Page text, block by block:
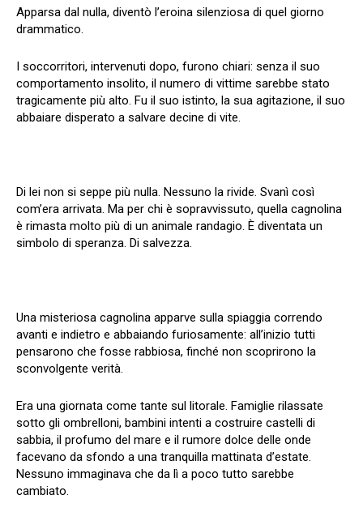
Apparsa dal nulla, diventò l’eroina silenziosa di quel giorno
drammatico.
I soccorritori, intervenuti dopo, furono chiari: senza il suo
comportamento insolito, il numero di vittime sarebbe stato
tragicamente più alto. Fu il suo istinto, la sua agitazione, il suo
abbaiare disperato a salvare decine di vite.
Di lei non si seppe più nulla. Nessuno la rivide. Svanì così
com’era arrivata. Ma per chi è sopravvissuto, quella cagnolina
è rimasta molto più di un animale randagio. È diventata un
simbolo di speranza. Di salvezza.
Una misteriosa cagnolina apparve sulla spiaggia correndo
avanti e indietro e abbaiando furiosamente: all’inizio tutti
pensarono che fosse rabbiosa, finché non scoprirono la
sconvolgente verità.
Era una giornata come tante sul litorale. Famiglie rilassate
sotto gli ombrelloni, bambini intenti a costruire castelli di
sabbia, il profumo del mare e il rumore dolce delle onde
facevano da sfondo a una tranquilla mattinata d’estate.
Nessuno immaginava che da lì a poco tutto sarebbe
cambiato.